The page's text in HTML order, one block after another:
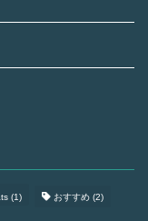
(1) おすすめ (2)